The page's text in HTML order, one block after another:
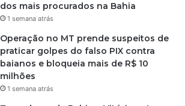
dos mais procurados na Bahia
1 semana atrás
Operação no MT prende suspeitos de
praticar golpes do falso PIX contra
baianos e bloqueia mais de R$ 10
milhões
1 semana atrás